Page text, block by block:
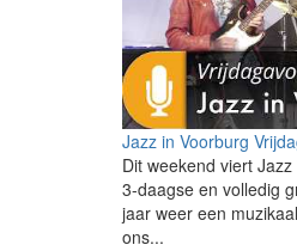
Jazz in Voorburg
Dit weekend viert
3-daagse en volledig
jaar weer een
ons...